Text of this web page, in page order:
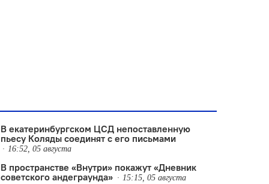
В екатеринбургском ЦСД непоставленную
пьесу Коляды соединят с его письмами
16:52, 05 августа
В пространстве «Внутри» покажут «Дневник
советского андеграунда»
15:15, 05 августа